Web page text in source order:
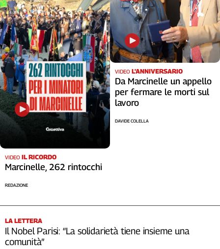
VIDEO IL RICORDO
Marcinelle, 262 rintocchi
REDAZIONE
VIDEO L'ANNIVERSARIO
Da Marcinelle un appello
per fermare le morti sul
lavoro
DAVIDE COLELLA
LA LETTERA
Il Nobel Parisi: “La solidarietà tiene insieme una
comunità”